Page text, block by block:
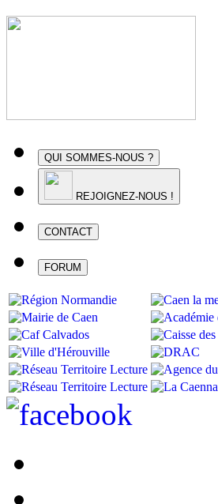
QUI SOMMES-NOUS ?
REJOIGNEZ-NOUS !
CONTACT
FORUM